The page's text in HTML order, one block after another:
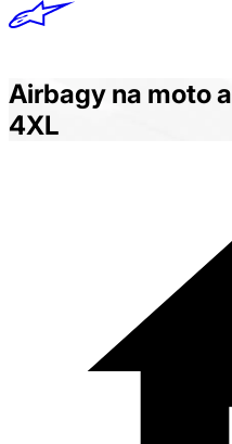
Airbagy na moto
4XL